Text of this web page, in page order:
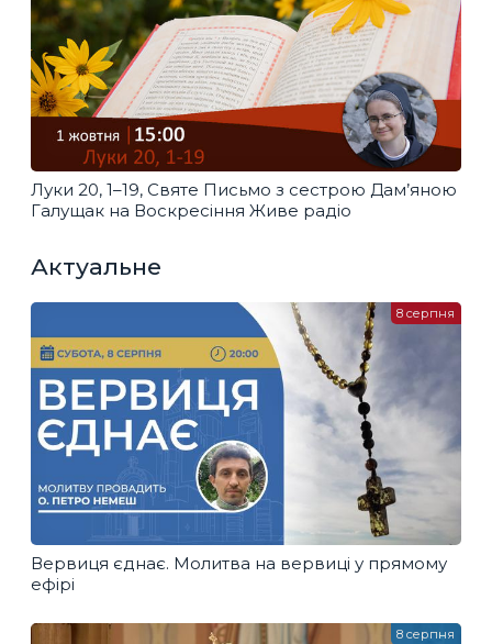
Луки 20, 1–19, Святе Письмо з сестрою Дам’яною
Галущак​ на Воскресіння Живе радіо
Актуальне
Вервиця єднає. Молитва на вервиці у прямому
ефірі
8 серпня
8 серпня